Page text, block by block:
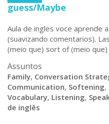
guess/Maybe
Aula de ingles voce aprende
(suavizando comentarios).
(meio que) sort of (meio que)
Assuntos
Family, Conversation
Communication, Softening,
Vocabulary, Listening,
de inglês